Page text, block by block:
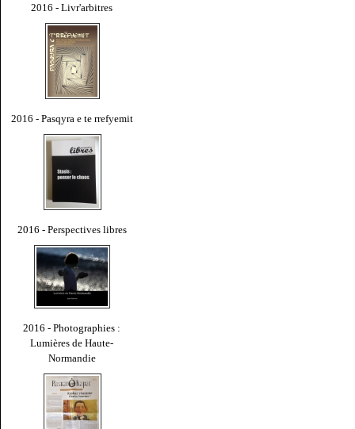
2016 - Livr'arbitres
2016 - Pasqyra e te rrefyemit
2016 - Perspectives libres
2016 - Photographies :
Lumières de Haute-
Normandie